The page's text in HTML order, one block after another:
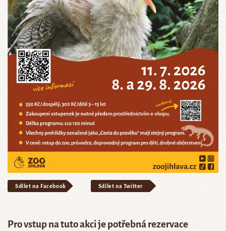
Sdílet na Facebook Sdílet na Twitter
Pro vstup na tuto akci je potřebná rezervace